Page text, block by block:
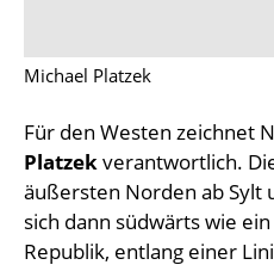
Michael Platzek
Für den Westen zeichnet
Platzekverantwortlich.
äußersten Norden ab Sylt
sich dann südwärts wie
Republik, entlang einer